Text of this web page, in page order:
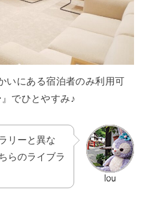
いにある宿泊者のみ利用可
』でひとやすみ♪
リーと異な
らのライブラ